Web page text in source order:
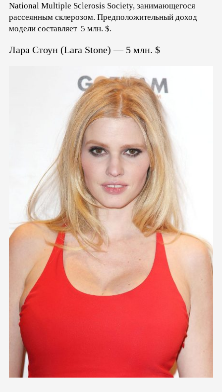
National Multiple Sclerosis Society, занимающегося
рассеянным склерозом. Предположительный доход
модели составляет 5 млн. $.
Лара Стоун (Lara Stone) — 5 млн. $